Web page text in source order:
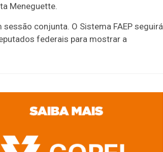
Meneguette.
conjunta. O Sistema FAEP seguirá
federais para mostrar a